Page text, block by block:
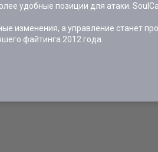
удобные позиции для атаки.
изменения, а управление станет
файтинга 2012 года.